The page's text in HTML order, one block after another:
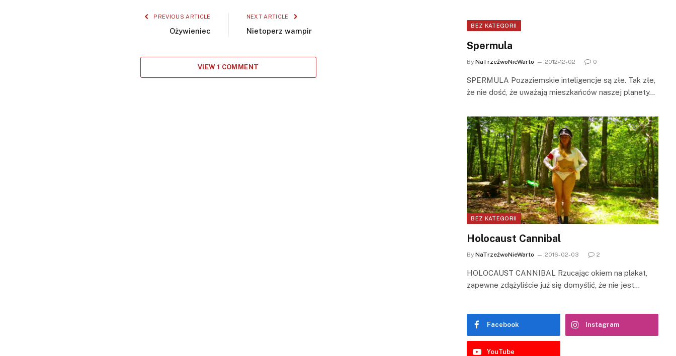
PREVIOUS ARTICLE
Ożywieniec
NEXT ARTICLE
Nietoperz wampir
VIEW 1 COMMENT
BEZ KATEGORII
Spermula
By NaTrzeźwoNieWarto 2012-12-02 0
SPERMULA Pozaziemskie inteligencje są złe. Tak złe,
że nie dość, że uważają mieszkańców naszej planety…
BEZ KATEGORII
Holocaust Cannibal
By NaTrzeźwoNieWarto 2016-02-03 2
HOLOCAUST CANNIBAL Rzucając okiem na plakat,
zapewne zdążyliście już się domyślić, że nie jest…
Facebook Instagram
YouTube